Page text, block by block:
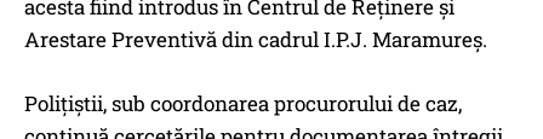
acesta fiind introdus în Centrul de Reținere și
Arestare Preventivă din cadrul I.P.J. Maramureș.
Polițiștii, sub coordonarea procurorului de caz,